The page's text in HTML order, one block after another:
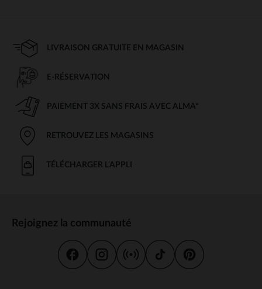
LIVRAISON GRATUITE EN MAGASIN
E-RÉSERVATION
PAIEMENT 3X SANS FRAIS AVEC ALMA*
RETROUVEZ LES MAGASINS
TÉLÉCHARGER L'APPLI
Rejoignez la communauté